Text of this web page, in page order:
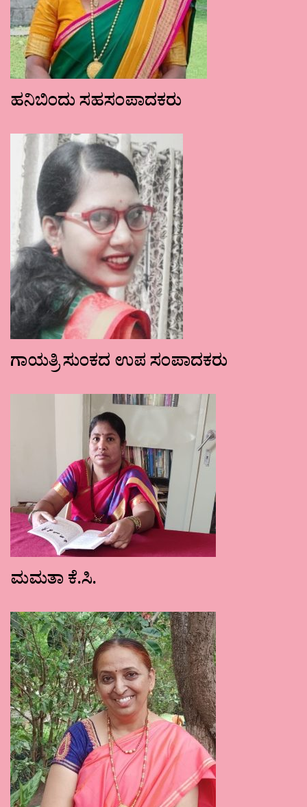
ಹನಿಬಿಂದು ಸಹಸಂಪಾದಕರು
ಗಾಯತ್ರಿ ಸುಂಕದ ಉಪ ಸಂಪಾದಕರು
ಮಮತಾ ಕೆ.ಸಿ.